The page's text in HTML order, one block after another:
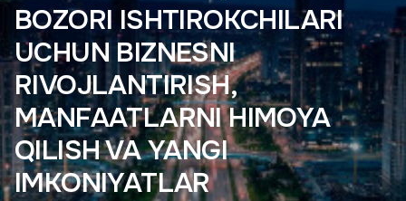
BOZORI ISHTIROKCHILARI
UCHUN BIZNESNI
RIVOJLANTIRISH,
MANFAATLARNI HIMOYA
QILISH VA YANGI
IMKONIYATLAR